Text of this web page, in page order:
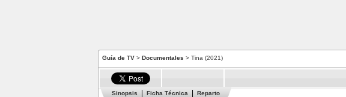
Guía de TV > Documentales > Tina (2021)
Sinopsis Ficha Técnica Reparto